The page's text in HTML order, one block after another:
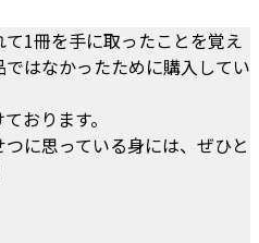
1冊を手に取ったことを覚え
はなかったために購入してい
おります。
に思っている身には、ぜひと